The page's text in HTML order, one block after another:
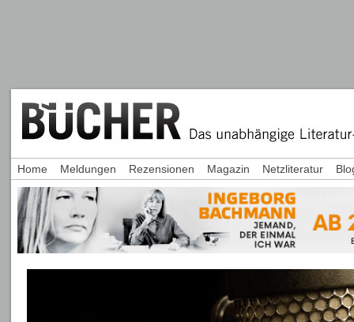
Home Meldungen Rezensionen Magazin Netzliteratur